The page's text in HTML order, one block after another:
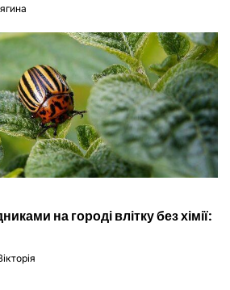
на городі влітку без хімії: